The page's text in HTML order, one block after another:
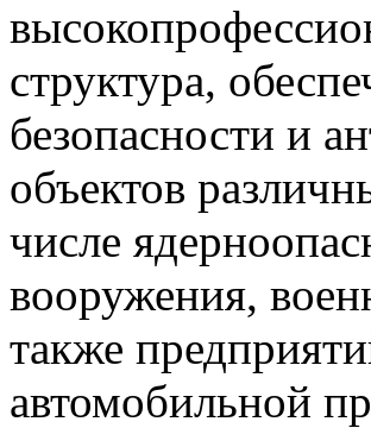
структура,
безопасности и
объектов
числе
вооружения,
также
автомобильной